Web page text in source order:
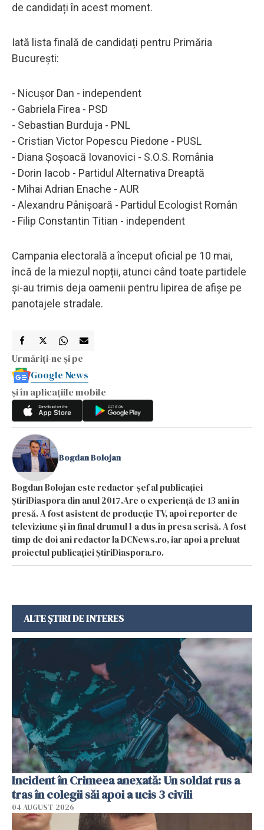
de candidați în acest moment.
Iată lista finală de candidați pentru Primăria
București:
- Nicuşor Dan - independent
- Gabriela Firea - PSD
- Sebastian Burduja - PNL
- Cristian Victor Popescu Piedone - PUSL
- Diana Şoşoacă Iovanovici - S.O.S. România
- Dorin Iacob - Partidul Alternativa Dreaptă
- Mihai Adrian Enache - AUR
- Alexandru Pânişoară - Partidul Ecologist Român
- Filip Constantin Titian - independent
Campania electorală a început oficial pe 10 mai,
încă de la miezul nopții, atunci când toate partidele
și-au trimis deja oamenii pentru lipirea de afișe pe
panotajele stradale.
Urmăriți-ne și pe
Google News
și în aplicațiile mobile
Bogdan Bolojan
Bogdan Bolojan este redactor-șef al publicației
ȘtiriDiaspora din anul 2017.Are o experiență de 13 ani în
presă. A fost asistent de producție TV, apoi reporter de
televiziune și în final drumul l-a dus în presa scrisă. A fost
timp de doi ani redactor la DCNews.ro, iar apoi a preluat
proiectul publicației ȘtiriDiaspora.ro.
ALTE ȘTIRI DE INTERES
Incident în Crimeea anexată: Un soldat rus a
tras în colegii săi apoi a ucis 3 civili
04 AUGUST 2026